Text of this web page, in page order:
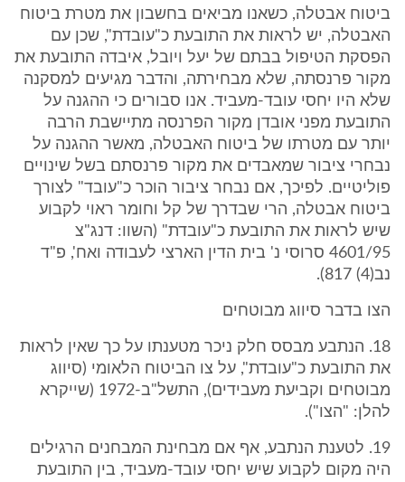
ביטוח אבטלה, כשאנו מביאים בחשבון את מטרת ביטוח
האבטלה, יש לראות את התובעת כ"עובדת", שכן עם
הפסקת הטיפול בבתם של יעל ויובל, איבדה התובעת את
מקור פרנסתה, שלא מבחירתה, והדבר מגיעים למסקנה
שלא היו יחסי עובד-מעביד. אנו סבורים כי ההגנה על
התובעת מפני אובדן מקור הפרנסה מתיישבת הרבה
יותר עם מטרתו של ביטוח האבטלה, מאשר ההגנה על
נבחרי ציבור שמאבדים את מקור פרנסתם בשל שינויים
פוליטיים. לפיכך, אם נבחר ציבור הוכר כ"עובד" לצורך
ביטוח אבטלה, הרי שבדרך של קל וחומר ראוי לקבוע
שיש לראות את התובעת כ"עובדת" (השוו: דנג"צ
4601/95 סרוסי נ' בית הדין הארצי לעבודה ואח', פ"ד
נב(4) 817).
הצו בדבר סיווג מבוטחים
18. הנתבע מבסס חלק ניכר מטענתו על כך שאין לראות
את התובעת כ"עובדת", על צו הביטוח הלאומי (סיווג
מבוטחים וקביעת מעבידים), התשל"ב-1972 (שייקרא
להלן: "הצו").
19. לטענת הנתבע, אף אם מבחינת המבחנים הרגילים
היה מקום לקבוע שיש יחסי עובד-מעביד, בין התובעת